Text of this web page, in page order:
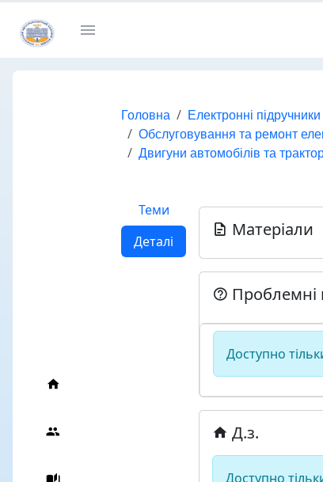
Головна
Електронні підручники
Обслуговування та ремонт
Двигуни автомобілів та
Теми
Деталі
Матеріали
Проблемні
Доступно
Д.з.
Доступно